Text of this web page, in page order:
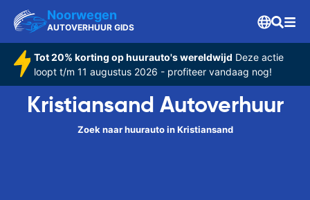
Noorwegen
AUTOVERHUUR GIDS
Tot 20% korting op huurauto's wereldwijd Deze actie
loopt t/m 11 augustus 2026 - profiteer vandaag nog!
Kristiansand Autoverhuur
Zoek naar huurauto in Kristiansand